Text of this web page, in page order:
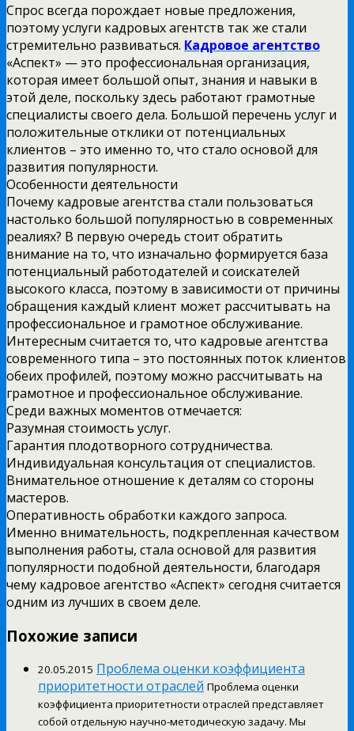
Спрос всегда порождает новые предложения,
поэтому услуги кадровых агентств так же стали
стремительно развиваться. Кадровое агентство
«Аспект» — это профессиональная организация,
которая имеет большой опыт, знания и навыки в
этой деле, поскольку здесь работают грамотные
специалисты своего дела. Большой перечень услуг и
положительные отклики от потенциальных
клиентов – это именно то, что стало основой для
развития популярности.
Особенности деятельности
Почему кадровые агентства стали пользоваться
настолько большой популярностью в современных
реалиях? В первую очередь стоит обратить
внимание на то, что изначально формируется база
потенциальный работодателей и соискателей
высокого класса, поэтому в зависимости от причины
обращения каждый клиент может рассчитывать на
профессиональное и грамотное обслуживание.
Интересным считается то, что кадровые агентства
современного типа – это постоянных поток клиентов
обеих профилей, поэтому можно рассчитывать на
грамотное и профессиональное обслуживание.
Среди важных моментов отмечается:
Разумная стоимость услуг.
Гарантия плодотворного сотрудничества.
Индивидуальная консультация от специалистов.
Внимательное отношение к деталям со стороны
мастеров.
Оперативность обработки каждого запроса.
Именно внимательность, подкрепленная качеством
выполнения работы, стала основой для развития
популярности подобной деятельности, благодаря
чему кадровое агентство «Аспект» сегодня считается
одним из лучших в своем деле.
Похожие записи
20.05.2015 Проблема оценки коэффициента
приоритетности отраслей Проблема оценки
коэффициента приоритетности отраслей представляет
собой отдельную научно-методическую задачу. Мы